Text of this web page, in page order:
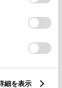
プトアウト、
は、当社の
」をご覧くだ
細を表示